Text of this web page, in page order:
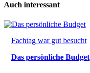
Auch interessant
Fachtag war gut besucht
Das persönliche Budget